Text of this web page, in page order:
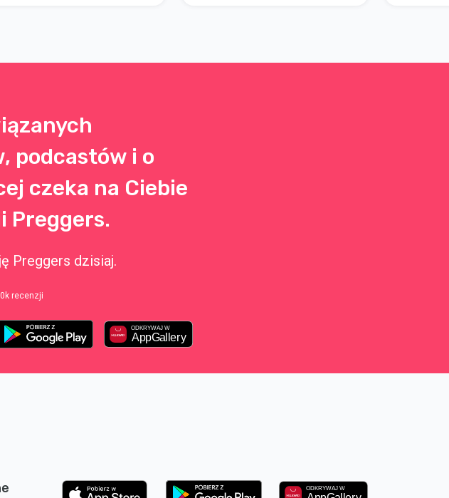
podcastów i o
czeka na Ciebie
Preggers.
Preggers dzisiaj.
recenzji